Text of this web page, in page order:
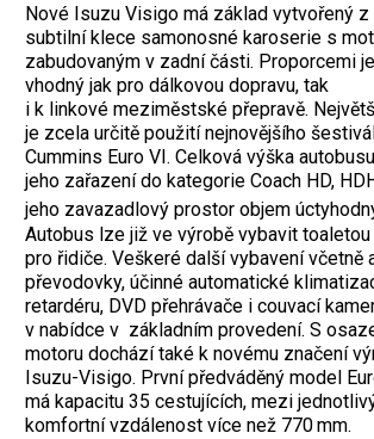
Nové Isuzu Visigo má základ vytvořený z
subtilní klece samonosné karoserie s
zabudovaným v zadní části. Proporcemi
vhodný jak pro dálkovou dopravu, tak
i k linkové meziměstské přepravě.
je zcela určitě použití nejnovějšího
Cummins Euro VI. Celková výška
jeho zařazení do kategorie Coach HD,
jeho zavazadlový prostor objem
Autobus lze již ve výrobě vybavit
pro řidiče. Veškeré další vybavení včetně
převodovky, účinné automatické
retardéru, DVD přehrávače i couvací
v nabídce v základním provedení. S
motoru dochází také k novému značení
Isuzu-Visigo. První předváděný model
má kapacitu 35 cestujících, mezi
komfortní vzdálenost více než 770 mm.